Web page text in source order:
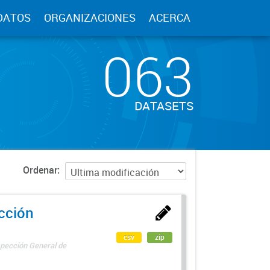
ORGANIZACIONES ACERCA
063
DATASETS
Ordenar
General de
csv zip